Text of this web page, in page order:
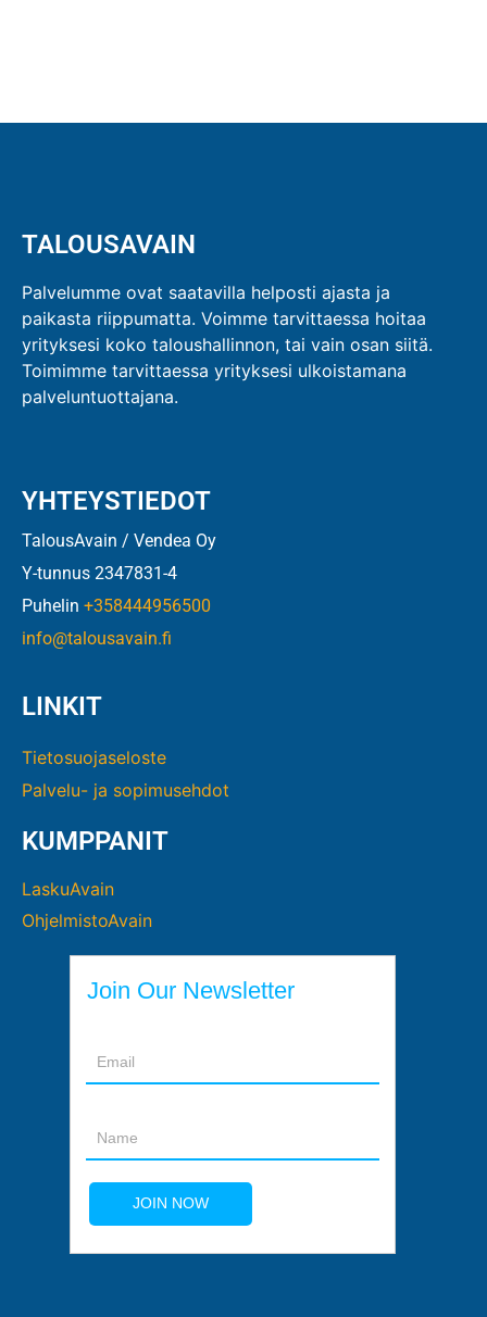
TALOUSAVAIN
Palvelumme ovat saatavilla helposti ajasta ja
paikasta riippumatta. Voimme tarvittaessa hoitaa
yrityksesi koko taloushallinnon, tai vain osan siitä.
Toimimme tarvittaessa yrityksesi ulkoistamana
palveluntuottajana.
YHTEYSTIEDOT
TalousAvain / Vendea Oy
Y-tunnus 2347831-4
Puhelin +358444956500
info@talousavain.fi
LINKIT
Tietosuojaseloste
Palvelu- ja sopimusehdot
KUMPPANIT
LaskuAvain
OhjelmistoAvain
Join Our Newsletter